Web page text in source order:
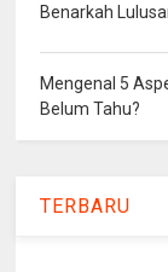
Benarkah
Mengenal 5
Belum Tahu?
TERBARU